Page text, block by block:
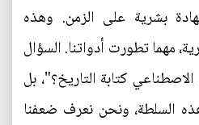
بشرية على الزمن. وهذه
مهما تطورت أدواتنا. السؤال
كتابة التاريخ؟"، بل
السلطة، ونحن نعرف ضعفنا